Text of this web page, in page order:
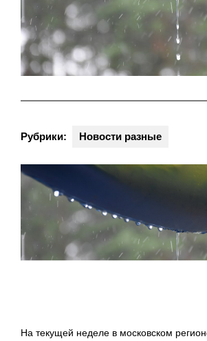
Рубрики: Новости разные
На текущей неделе в московском